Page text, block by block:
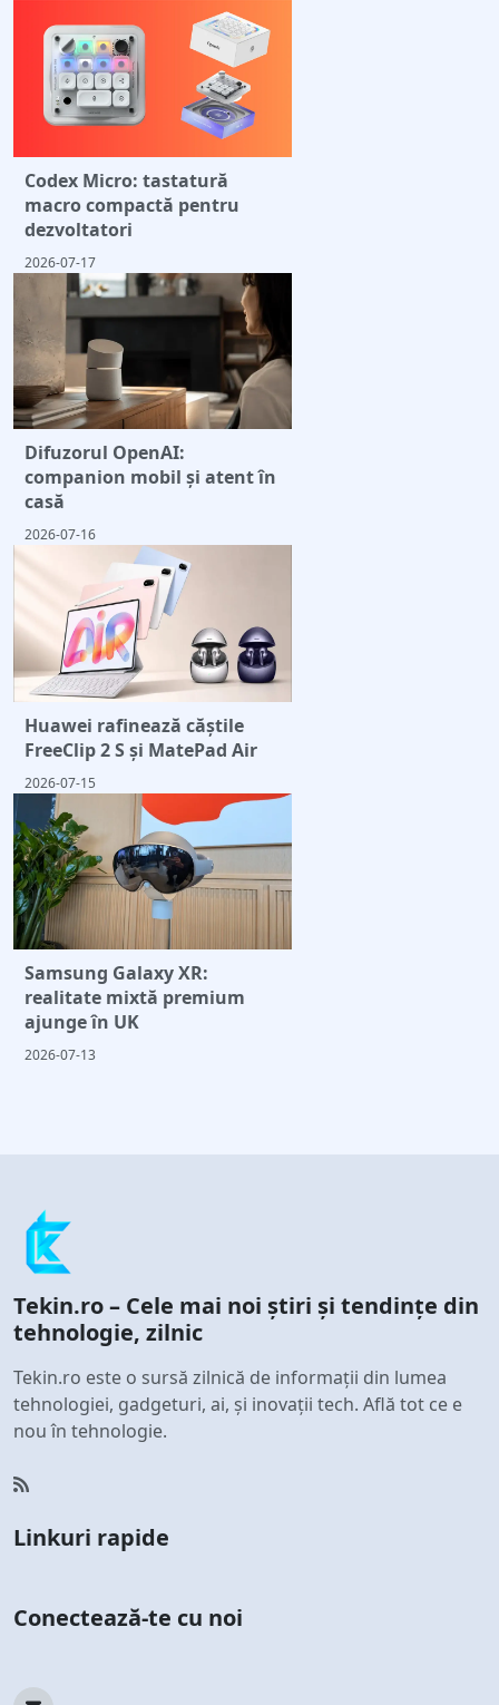
Codex Micro: tastatură
macro compactă pentru
dezvoltatori
2026-07-17
Difuzorul OpenAI:
companion mobil și atent în
casă
2026-07-16
Huawei rafinează căștile
FreeClip 2 S și MatePad Air
2026-07-15
Samsung Galaxy XR:
realitate mixtă premium
ajunge în UK
2026-07-13
Tekin.ro – Cele mai noi știri și tendințe din
tehnologie, zilnic
Tekin.ro este o sursă zilnică de informații din lumea
tehnologiei, gadgeturi, ai, și inovații tech. Află tot ce e
nou în tehnologie.
Linkuri rapide
Conectează-te cu noi